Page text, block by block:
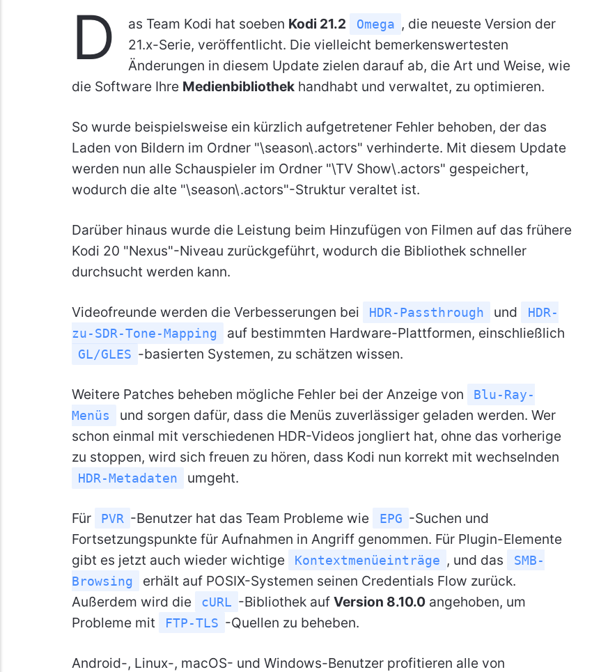
D as Team Kodi hat soeben Kodi 21.2 Omega , die neueste Version der
21.x-Serie, veröffentlicht. Die vielleicht bemerkenswertesten
Änderungen in diesem Update zielen darauf ab, die Art und Weise, wie
die Software Ihre Medienbibliothekhandhabt und verwaltet, zu optimieren.
So wurde beispielsweise ein kürzlich aufgetretener Fehler behoben, der das
Laden von Bildern im Ordner "\season\.actors" verhinderte. Mit diesem Update
werden nun alle Schauspieler im Ordner "\TV Show\.actors" gespeichert,
wodurch die alte "\season\.actors"-Struktur veraltet ist.
Darüber hinaus wurde die Leistung beim Hinzufügen von Filmen auf das frühere
Kodi 20 "Nexus"-Niveau zurückgeführt, wodurch die Bibliothek schneller
durchsucht werden kann.
Videofreunde werden die Verbesserungen bei HDR-Passthrough und
HDR-
zu-SDR-Tone-Mapping
auf bestimmten Hardware-Plattformen, einschließlich
GL/GLES -basierten Systemen, zu schätzen wissen.
Weitere Patches beheben mögliche Fehler bei der Anzeige von
Blu-Ray-
Menüs
und sorgen dafür, dass die Menüs zuverlässiger geladen werden. Wer
schon einmal mit verschiedenen HDR-Videos jongliert hat, ohne das vorherige
zu stoppen, wird sich freuen zu hören, dass Kodi nun korrekt mit wechselnden
HDR-Metadaten umgeht.
Für PVR -Benutzer hat das Team Probleme wie EPG -Suchen und
Fortsetzungspunkte für Aufnahmen in Angriff genommen. Für Plugin-Elemente
gibt es jetzt auch wieder wichtige
Kontextmenüeinträge , und das
SMB-
Browsing
erhält auf POSIX-Systemen seinen Credentials Flow zurück.
Außerdem wird die
cURL -Bibliothek aufVersion 8.10.0 angehoben, um
Probleme mit
FTP-TLS -Quellen zu beheben.
Android-, Linux-, macOS- und Windows-Benutzer profitieren alle von